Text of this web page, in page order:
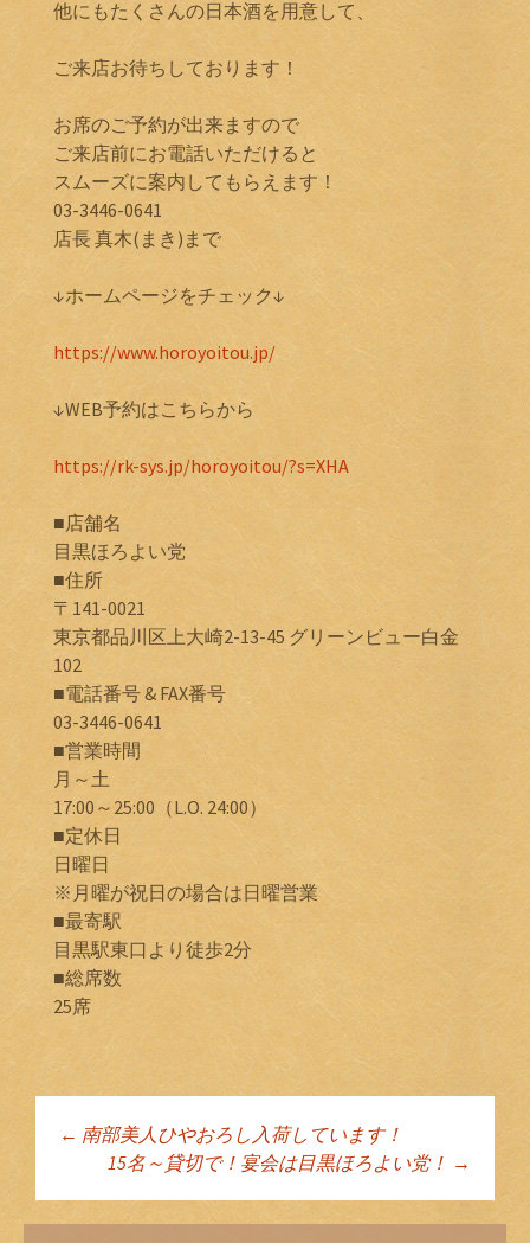
他にもたくさんの日本酒を用意して、
ご来店お待ちしております！
お席のご予約が出来ますので
ご来店前にお電話いただけると
スムーズに案内してもらえます！
03-3446-0641
店長 真木(まき)まで
↓ホームページをチェック↓
https://www.horoyoitou.jp/
↓WEB予約はこちらから
https://rk-sys.jp/horoyoitou/?s=XHA
■店舗名
目黒ほろよい党
■住所
〒141-0021
東京都品川区上大崎2-13-45 グリーンビュー白金
102
■電話番号 & FAX番号
03-3446-0641
■営業時間
月～土
17:00～25:00（L.O. 24:00）
■定休日
日曜日
※月曜が祝日の場合は日曜営業
■最寄駅
目黒駅東口より徒歩2分
■総席数
25席
投稿ナビゲーショ
← 南部美人ひやおろし入荷しています！
15名～貸切で！宴会は目黒ほろよい党！ →